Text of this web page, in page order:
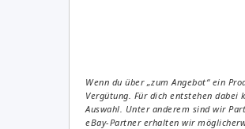
Wenn du über „zum Angebot“ ein
Vergütung. Für dich entstehen dabei
Auswahl. Unter anderem sind wir
eBay-Partner erhalten wir